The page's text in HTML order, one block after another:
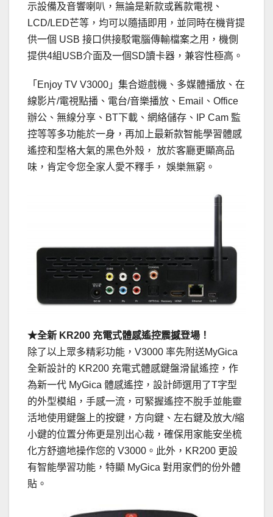
示設備及音響喇叭，無論是新款或舊款電視、
LCD/LED芒等，均可以隨插即用，並同時在機背提
供一個 USB 接口供接駁電腦傳輸檔案之用，機側
提供4組USB介面及一個SD讀卡器，兼容性極高。
「Enjoy TV V3000」集合遊戲機、多媒體播放、在
線影片/電視點播、電台/音樂播放、Email、Office
辦公、無線分享、BT下載、網絡儲存、IP Cam 監
控等等多功能於一身，再加上最新款智能學習體感
遙控和型格大氣的黑色外殼， 放於客廳更顯高品
味，肯定令您全家人愛不釋手， 娛樂無窮。
★全新 KR200 充電式體感遙控震撼登場！
除了以上眾多精彩功能，V3000 率先附送MyGica
全新設計的 KR200 充電式體感鍵盤滑鼠遙控，作
為新一代 MyGica 體感遙控，設計師選用了T字型
的外型模組，手感一流，可緊握遙控不脫手並能靈
活地使用鍵盤上的按鍵，方向鍵、左右鍵及放大/縮
小鍵的位置分佈更是別出心裁，確保用家能安坐梳
化方舒適地操作您的 V3000。此外，KR200 更設
有智能學習功能，特顯 MyGica 對用家們的份外體
貼。